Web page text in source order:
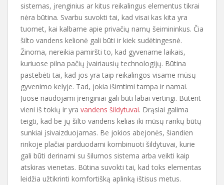
sistemas, įrenginius ar kitus reikalingus elementus tikrai
nėra būtina. Svarbu suvokti tai, kad visai kas kita yra
tuomet, kai kalbame apie privačių namų šeimininkus. Čia
šilto vandens kelionė gali būti ir kiek sudėtingesnė.
Žinoma, nereikia pamiršti to, kad gyvename laikais,
kuriuose pilna pačių įvairiausių technologijų. Būtina
pastebėti tai, kad jos yra taip reikalingos visame mūsų
gyvenimo kelyje. Tad, jokia išimtimi tampa ir namai.
Juose naudojami įrenginiai gali būti labai vertingi. Būtent
vieni iš tokių ir yra vandens šildytuvai. Drąsiai galima
teigti, kad be jų šilto vandens kelias iki mūsų rankų būtų
sunkiai įsivaizduojamas. Be jokios abejonės, šiandien
rinkoje plačiai parduodami kombinuoti šildytuvai, kurie
gali būti derinami su šilumos sistema arba veikti kaip
atskiras vienetas. Būtina suvokti tai, kad toks elementas
leidžia užtikrinti komfortišką aplinką ištisus metus.